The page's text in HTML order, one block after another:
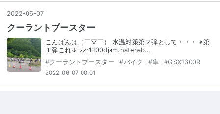
2022-06-07
クーラントブースター
こんばんは（￣▽￣） 水温対策第２弾として・・・ ※第
１弾これ↓ zzr1100djam.hatenab…
#クーラントブースター #バイク #隼 #GSX1300R
2022-06-07 00:01